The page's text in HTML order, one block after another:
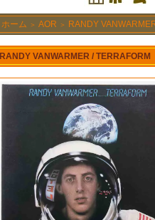
ホーム ＞ AOR ＞ RANDY
RANDY VANWARMER / TERRAFORM